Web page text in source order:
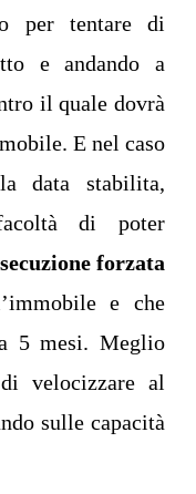
per tentare di
e andando a
il quale dovrà
E nel caso
data stabilita,
di poter
forzata
e che
5 mesi. Meglio
velocizzare al
sulle capacità